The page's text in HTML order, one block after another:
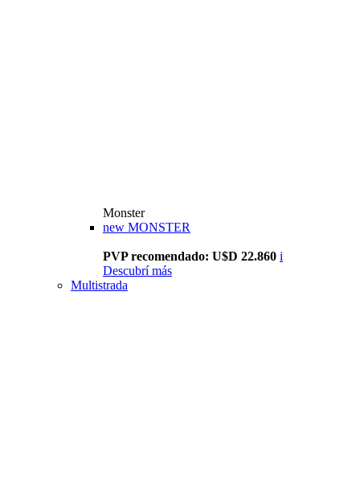
Monster
new MONSTER
PVP recomendado: U$D 22.860 i
Descubrí más
Multistrada